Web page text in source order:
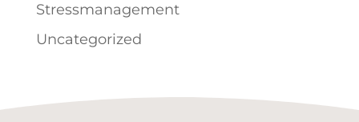
Stressmanagement
Uncategorized